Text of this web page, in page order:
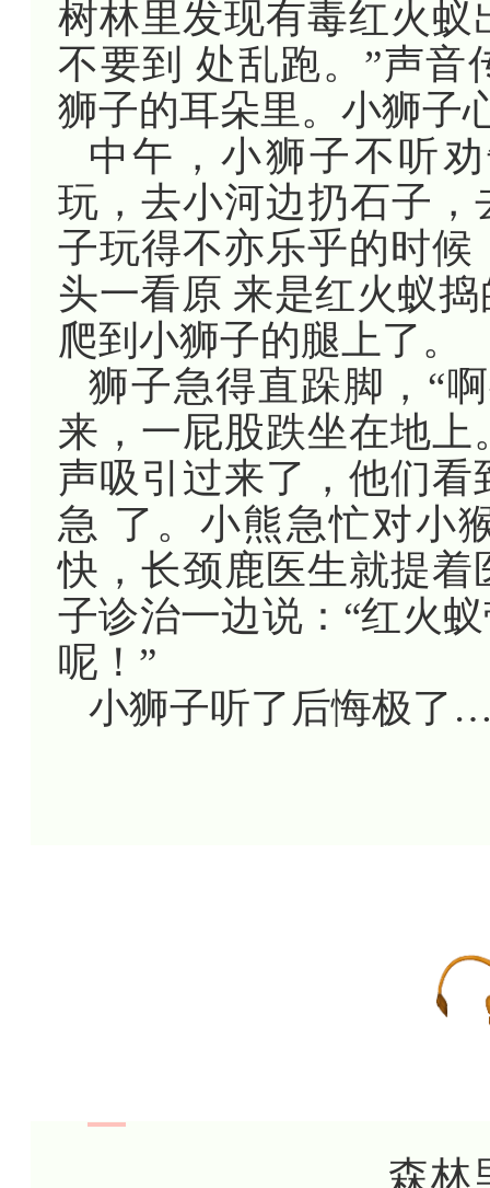
树林里发现有毒红火
不要到 处乱跑。”声音
狮子的耳朵里。小狮子
中午，小狮子不听
玩，去小河边扔石子
子玩得不亦乐乎的时
头一看原 来是红火蚁
爬到小狮子的腿上了。
狮子急得直跺脚，“
来，一屁股跌坐在地
声吸引过来了，他们
急 了。小熊急忙对小
快，长颈鹿医生就提
子诊治一边说：“红火
呢！”
小狮子听了后悔极
森林